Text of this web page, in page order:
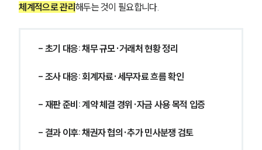
체계적으로 관리해두는 것이 필요합니다.
- 초기 대응: 채무 규모·거래처 현황 정리
- 조사 대응: 회계자료·세무자료 흐름 확인
- 재판 준비: 계약 체결 경위·자금 사용 목적 입증
- 결과 이후: 채권자 협의·추가 민사분쟁 검토